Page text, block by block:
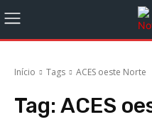
Início Tags ACES oeste Norte
Tag: ACES